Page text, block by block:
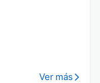
Ver más